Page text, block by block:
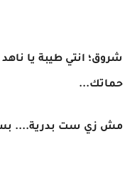
شروق؛ انتي طيبة يا
حماتك...
مش زي ست بدرية.... بس